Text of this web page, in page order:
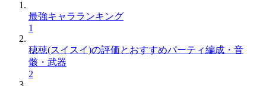
最強キャラランキング
1
穂穂(スイスイ)の評価とおすすめパーティ編成・音
骸・武器
2